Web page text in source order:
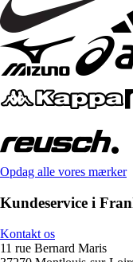
Opdag alle vores mærker
Kundeservice i
Kontakt os
11 rue Bernard Maris